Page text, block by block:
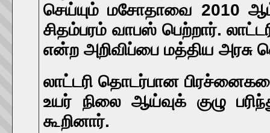
செய்யும் மசோதாவை 2010
சிதம்பரம் வாபஸ் பெற்றார்.
என்ற அறிவிப்பை மத்திய அரசு
லாட்டரி தொடர்பான
உயர் நிலை ஆய்வுக் குழு
கூறினார்.